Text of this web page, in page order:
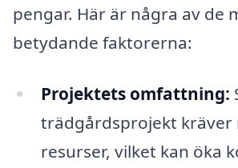
pengar. Här är några av de
betydande faktorerna:
Projektets omfattning:
trädgårdsprojekt kräver
resurser, vilket kan öka